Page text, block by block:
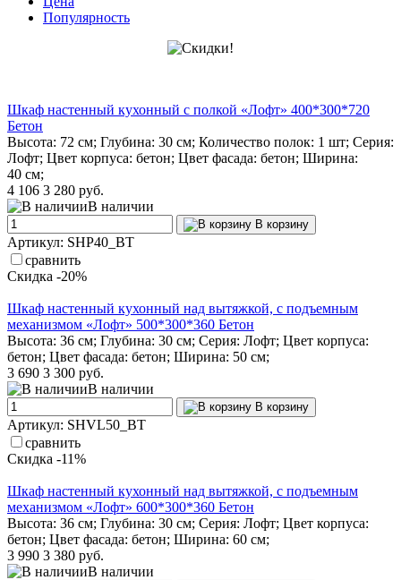
Популярность
Шкаф настенный кухонный с полкой «Лофт» 400*300*720
Бетон
Высота: 72 см; Глубина: 30 см; Количество полок: 1 шт; Серия:
Лофт; Цвет корпуса: бетон; Цвет фасада: бетон; Ширина:
40 см;
4 106 3 280 руб.
В наличии
В корзину
Артикул: SHP40_BT
сравнить
Скидка -20%
Шкаф настенный кухонный над вытяжкой, с подъемным
механизмом «Лофт» 500*300*360 Бетон
Высота: 36 см; Глубина: 30 см; Серия: Лофт; Цвет корпуса:
бетон; Цвет фасада: бетон; Ширина: 50 см;
3 690 3 300 руб.
В наличии
В корзину
Артикул: SHVL50_BT
сравнить
Скидка -11%
Шкаф настенный кухонный над вытяжкой, с подъемным
механизмом «Лофт» 600*300*360 Бетон
Высота: 36 см; Глубина: 30 см; Серия: Лофт; Цвет корпуса:
бетон; Цвет фасада: бетон; Ширина: 60 см;
3 990 3 380 руб.
В наличии